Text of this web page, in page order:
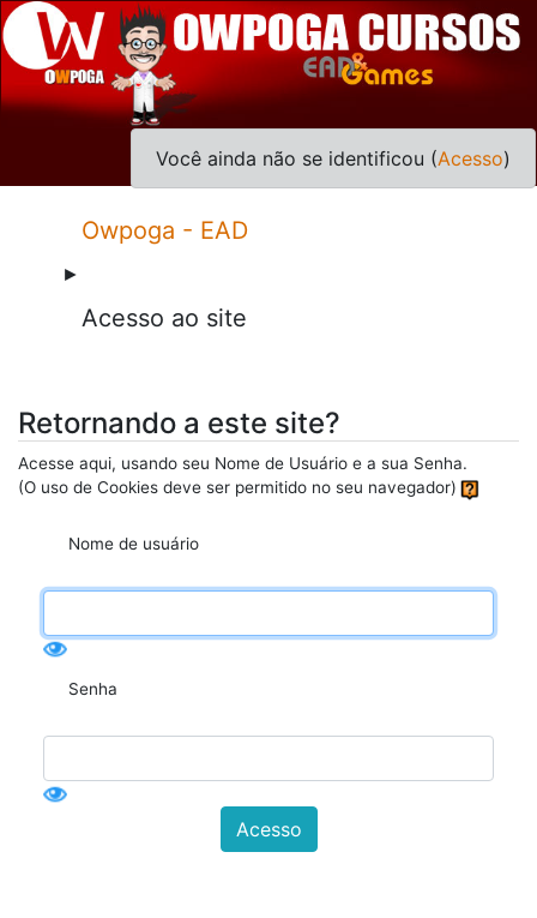
Você ainda não se identificou (Acesso)
Owpoga - EAD
►
Acesso ao site
Retornando a este site?
Acesse aqui, usando seu Nome de Usuário e a sua Senha.
(O uso de Cookies deve ser permitido no seu navegador)
Nome de usuário
Senha